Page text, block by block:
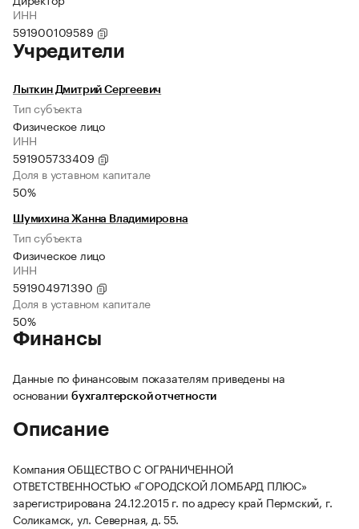
ИНН
591900109589
Учредители
Лыткин Дмитрий Сергеевич
Тип субъекта
Физическое лицо
ИНН
591905733409
Доля в уставном капитале
50%
Шумихина Жанна Владимировна
Тип субъекта
Физическое лицо
ИНН
591904971390
Доля в уставном капитале
50%
Финансы
Данные по финансовым показателям приведены на
основании бухгалтерской отчетности
Описание
Компания ОБЩЕСТВО С ОГРАНИЧЕННОЙ
ОТВЕТСТВЕННОСТЬЮ «ГОРОДСКОЙ ЛОМБАРД ПЛЮС»
зарегистрирована 24.12.2015 г. по адресу край Пермский, г.
Соликамск, ул. Северная, д. 55.